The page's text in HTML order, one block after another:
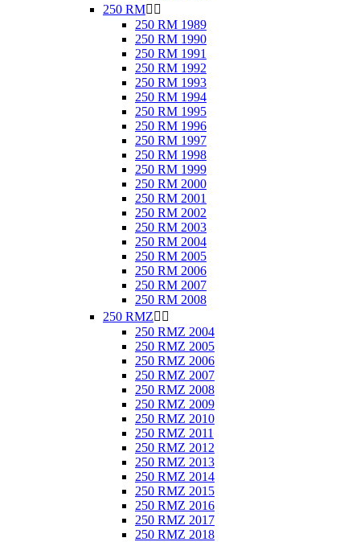
250 RM 
250 RM 1989
250 RM 1990
250 RM 1991
250 RM 1992
250 RM 1993
250 RM 1994
250 RM 1995
250 RM 1996
250 RM 1997
250 RM 1998
250 RM 1999
250 RM 2000
250 RM 2001
250 RM 2002
250 RM 2003
250 RM 2004
250 RM 2005
250 RM 2006
250 RM 2007
250 RM 2008
250 RMZ 
250 RMZ 2004
250 RMZ 2005
250 RMZ 2006
250 RMZ 2007
250 RMZ 2008
250 RMZ 2009
250 RMZ 2010
250 RMZ 2011
250 RMZ 2012
250 RMZ 2013
250 RMZ 2014
250 RMZ 2015
250 RMZ 2016
250 RMZ 2017
250 RMZ 2018